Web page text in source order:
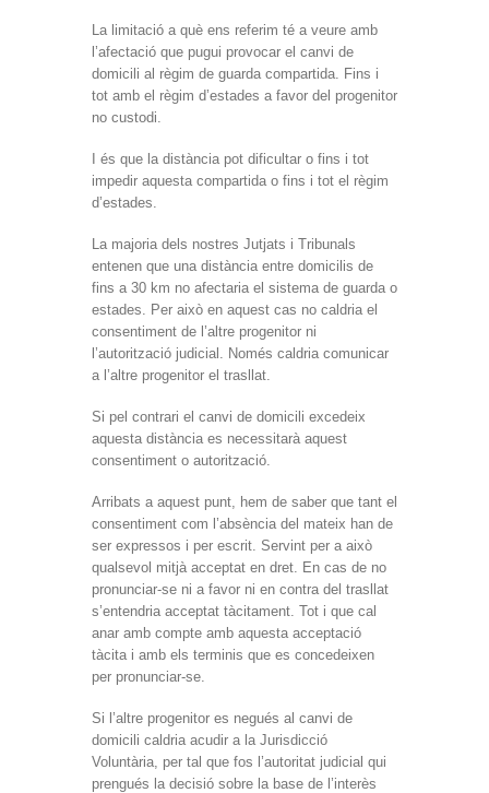
La limitació a què ens referim té a veure amb
l’afectació que pugui provocar el canvi de
domicili al règim de guarda compartida. Fins i
tot amb el règim d’estades a favor del progenitor
no custodi.
I és que la distància pot dificultar o fins i tot
impedir aquesta compartida o fins i tot el règim
d’estades.
La majoria dels nostres Jutjats i Tribunals
entenen que una distància entre domicilis de
fins a 30 km no afectaria el sistema de guarda o
estades. Per això en aquest cas no caldria el
consentiment de l’altre progenitor ni
l’autorització judicial. Només caldria comunicar
a l’altre progenitor el trasllat.
Si pel contrari el canvi de domicili excedeix
aquesta distància es necessitarà aquest
consentiment o autorització.
Arribats a aquest punt, hem de saber que tant el
consentiment com l’absència del mateix han de
ser expressos i per escrit. Servint per a això
qualsevol mitjà acceptat en dret. En cas de no
pronunciar-se ni a favor ni en contra del trasllat
s’entendria acceptat tàcitament. Tot i que cal
anar amb compte amb aquesta acceptació
tàcita i amb els terminis que es concedeixen
per pronunciar-se.
Si l’altre progenitor es negués al canvi de
domicili caldria acudir a la Jurisdicció
Voluntària, per tal que fos l’autoritat judicial qui
prengués la decisió sobre la base de l’interès